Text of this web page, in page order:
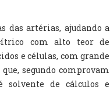
das artérias, ajudando a
com alto teor de
e células, com grande
segundo comprovam
solvente de cálculos e